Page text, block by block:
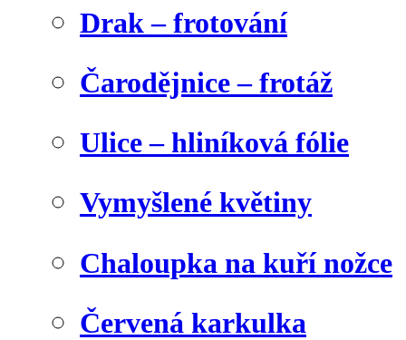
Drak – frotování
Čarodějnice – frotáž
Ulice – hliníková fólie
Vymyšlené květiny
Chaloupka na kuří nožce
Červená karkulka